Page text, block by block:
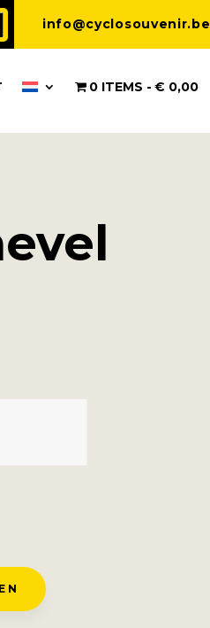
info@cyclosouvenir.be
0 ITEMS € 0,00